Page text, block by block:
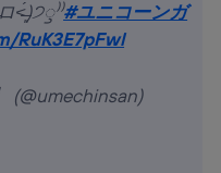
˂̶͈́)੭ꠥ⁾⁾#ユニコーンガ
RuK3E7pFwl
(@umechinsan)